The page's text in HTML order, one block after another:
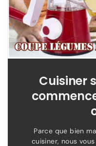
Cuisiner
Parce que bien
cuisiner, nous